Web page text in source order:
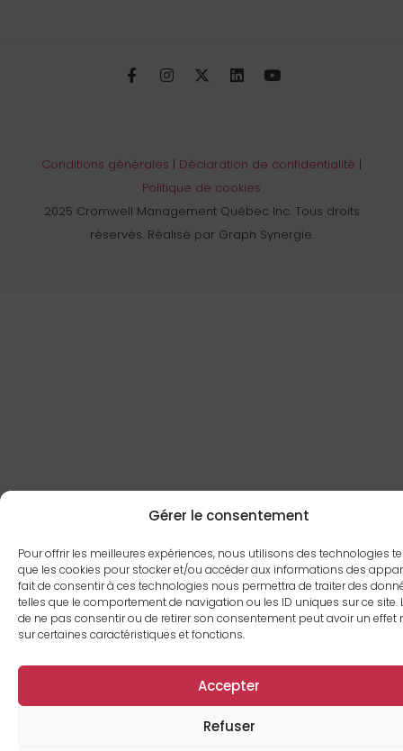
Gérer le consentement
Pour offrir les meilleures expériences, nous utilisons des technologies
que les cookies pour stocker et/ou accéder aux informations des
fait de consentir à ces technologies nous permettra de traiter des
telles que le comportement de navigation ou les ID uniques sur ce site.
de ne pas consentir ou de retirer son consentement peut avoir un effet
sur certaines caractéristiques et fonctions.
Accepter
Refuser
Conditions générales | Déclaration de confidentialité |
Politique de cookies
2025 Cromwell Management Québec Inc. Tous droits
réservés. Réalisé par Graph Synergie.